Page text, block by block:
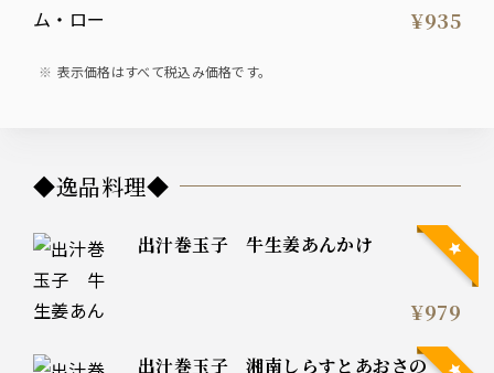
¥935
表示価格はすべて税込み価格です。
◆逸品料理◆
出汁巻玉子 牛生姜あんかけ
¥979
出汁巻玉子 湘南しらすとあおさの